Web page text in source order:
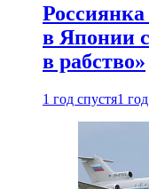
в Японии
в рабство»
1 год спустя1